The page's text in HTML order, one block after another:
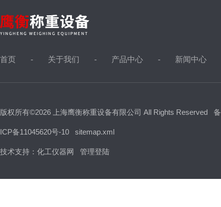
首页 关于我们 产品中心 新闻中心
版权所有©2026 上海鹰衡称重设备有限公司 All Rights Reserved
ICP备11045620号-10 sitemap.xml
技术支持： 化工仪器网 管理登陆